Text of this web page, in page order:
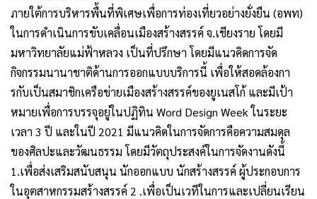
ภายใต้การบริหารพื้นที่พิเศษเพื่อการท่องเที่ยวอย่างยั่งยืน (อพท)
ในการดำเนินการขับเคลื่อนเมืองสร้างสรรค์ จ.เชียงราย โดยมี
มหาวิทยาลัยแม่ฟ้าหลวง เป็นที่ปรึกษา โดยมีแนวคิดการจัด
กิจกรรมนานาชาติด้านการออกแบบบริการนี้ เพื่อให้สอดล้องกา
รกับเป็นสมาชิกเครือข่ายเมืองสร้างสรรค์ของยูเนสโก้ และมีเป้า
หมายเพื่อการบรรจุอยู่ในปฏิทิน Word Design Week ในระยะ
เวลา 3 ปี และในปี 2021 มีแนวคิดในการจัดการคือความสมดุล
ของศิลปะและวัฒนธรรม โดยมีวัตถุประสงค์ในการจัดงานดังนี้
1.เพื่อส่งเสริมสนับสนุน นักออกแบบ นักสร้างสรรค์ ผู้ประกอบการ
ในอุตสาหกรรมสร้างสรรค์ 2 .เพื่อเป็นเวทีในการและเปลี่ยนเรียน